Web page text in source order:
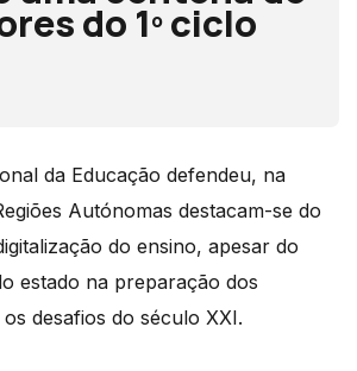
do 1º ciclo
da Educação defendeu, na
Autónomas destacam-se do
do ensino, apesar do
estado na preparação dos
desafios do século XXI.